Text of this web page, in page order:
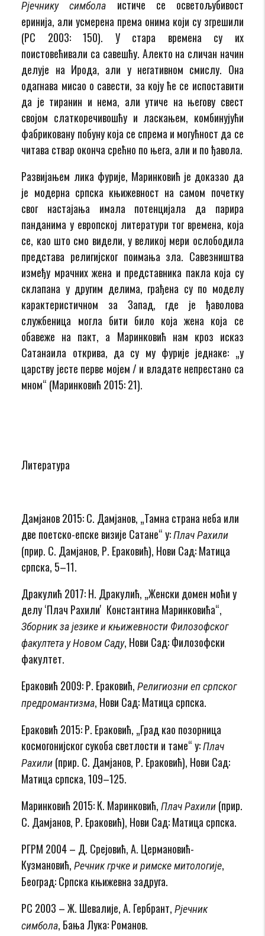
Рјечнику симбола истиче се осветољубивост
еринија, али усмерена према онима који су згрешили
(РС 2003: 150). У стара времена су их
поистовећивали са савешћу. Алекто на сличан начин
делује на Ирода, али у негативном смислу. Она
одагнава мисао о савести, за коју ће се испоставити
да је тиранин и нема, али утиче на његову свест
својом слаткоречивошћу и ласкањем, комбинујући
фабриковану побуну која се спрема и могућност да се
читава ствар оконча срећно по њега, али и по ђавола.
Развијањем лика фурије, Маринковић је доказао да
је модерна српска књижевност на самом почетку
свог настајања имала потенцијала да парира
панданима у европској литератури тог времена, која
се, као што смо видели, у великој мери ослободила
представа религијског поимања зла. Савезништва
између мрачних жена и представника пакла која су
склапана у другим делима, грађена су по моделу
карактеристичном за Запад, где је ђаволова
службеница могла бити било која жена која се
обавеже на пакт, а Маринковић нам кроз исказ
Сатанаила открива, да су му фурије једнаке: „у
царству јесте перве мојем / и владате непрестано са
мном“ (Маринковић 2015: 21).
Литература
Дамјанов 2015: С. Дамјанов, „Тамна страна неба или
две поетско-епске визије Сатане“ у:Плач Рахили
(прир. С. Дамјанов, Р. Ераковић), Нови Сад: Матица
српска, 5–11.
Дракулић 2017: Н. Дракулић, „Женски домен моћи у
делу ʻПлач Рахилиʼ Константина Маринковића“,
Зборник за језике и књижевности Филозофског
факултета у Новом Саду, Нови Сад: Филозофски
факултет.
Ераковић 2009: Р. Ераковић,Религиозни еп српског
предромантизма, Нови Сад: Матица српска.
Ераковић 2015: Р. Ераковић, „Град као позорница
космогонијског сукоба светлости и таме“ у:Плач
Рахили (прир. С. Дамјанов, Р. Ераковић), Нови Сад:
Матица српска, 109–125.
Маринковић 2015: К. Маринковић,Плач Рахили (прир.
С. Дамјанов, Р. Ераковић), Нови Сад: Матица српска.
РГРМ 2004 – Д. Срејовић, А. Цермановић-
Кузмановић,Речник грчке и римске митологије,
Београд: Српска књижевна задруга.
РС 2003 – Ж. Шевалије, А. Гербрант,Рјечник
симбола, Бања Лука: Романов.